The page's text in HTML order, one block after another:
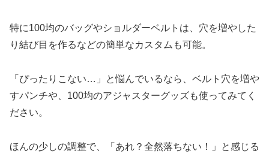
特に100均のバッグやショルダーベルトは、穴を増やした
り結び目を作るなどの簡単なカスタムも可能。
「ぴったりこない…」と悩んでいるなら、ベルト穴を増や
すパンチや、100均のアジャスターグッズも使ってみてく
ださい。
ほんの少しの調整で、「あれ？全然落ちない！」と感じる